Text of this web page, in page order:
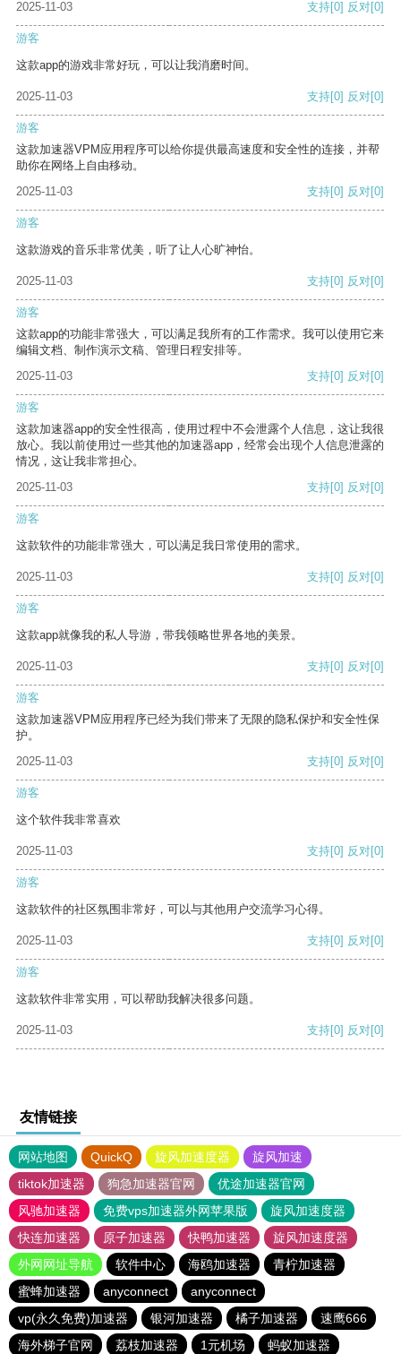
2025-11-03
支持[0] 反对[0]
游客
这款app的游戏非常好玩，可以让我消磨时间。
2025-11-03 支持[0] 反对[0]
游客
这款加速器VPM应用程序可以给你提供最高速度和安全性的连接，并帮
助你在网络上自由移动。
2025-11-03
支持[0] 反对[0]
游客
这款游戏的音乐非常优美，听了让人心旷神怡。
2025-11-03 支持[0] 反对[0]
游客
这款app的功能非常强大，可以满足我所有的工作需求。我可以使用它来
编辑文档、制作演示文稿、管理日程安排等。
2025-11-03
支持[0] 反对[0]
游客
这款加速器app的安全性很高，使用过程中不会泄露个人信息，这让我很
放心。我以前使用过一些其他的加速器app，经常会出现个人信息泄露的
情况，这让我非常担心。
2025-11-03
支持[0] 反对[0]
游客
这款软件的功能非常强大，可以满足我日常使用的需求。
2025-11-03 支持[0] 反对[0]
游客
这款app就像我的私人导游，带我领略世界各地的美景。
2025-11-03 支持[0] 反对[0]
游客
这款加速器VPM应用程序已经为我们带来了无限的隐私保护和安全性保
护。
2025-11-03
支持[0] 反对[0]
游客
这个软件我非常喜欢
2025-11-03 支持[0] 反对[0]
游客
这款软件的社区氛围非常好，可以与其他用户交流学习心得。
2025-11-03 支持[0] 反对[0]
游客
这款软件非常实用，可以帮助我解决很多问题。
2025-11-03 支持[0] 反对[0]
友情链接
网站地图 QuickQ 旋风加速度器
旋风加速
tiktok加速器
狗急加速器官网
优途加速器官网
风驰加速器
免费vps加速器外网苹果版
旋风加速度器
快连加速器
原子加速器 快鸭加速器
旋风加速度器
外网网址导航
软件中心 海鸥加速器
青柠加速器
蜜蜂加速器
anyconnect
anyconnect
vp(永久免费)加速器
银河加速器 橘子加速器
速鹰666
海外梯子官网
荔枝加速器 1元机场 蚂蚁加速器